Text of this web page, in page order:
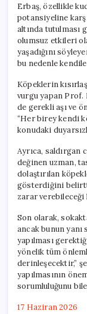
Erbaş, özellikle
potansiyeline
altında tutulması
olumsuz etkileri
yaşadığını
bu nedenle
Köpeklerin
vurgu yapan Prof.
de gerekli aşı ve
“Her birey kendi
konudaki
Ayrıca,
değinen uzman,
dolaştırılan
gösterdiğini
zarar verebileceği
Son olarak,
ancak bunun yanı
yapılması
yönelik tüm
derinleşecektir,”
yapılmasının
sorumluluğunu
17 Haziran 2026